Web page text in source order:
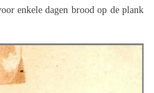
enkele dagen brood op de plank